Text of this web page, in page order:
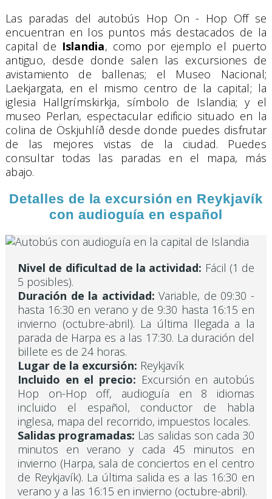
Las paradas del autobús Hop On - Hop Off se
encuentran en los puntos más destacados de la
capital de Islandia, como por ejemplo el puerto
antiguo, desde donde salen las excursiones de
avistamiento de ballenas; el Museo Nacional;
Laekjargata, en el mismo centro de la capital; la
iglesia Hallgrímskirkja, símbolo de Islandia; y el
museo Perlan, espectacular edificio situado en la
colina de Öskjuhlíð desde donde puedes disfrutar
de las mejores vistas de la ciudad. Puedes
consultar todas las paradas en el mapa, más
abajo.
Detalles de la excursión en Reykjavík
con audioguía en español
Nivel de dificultad de la actividad: Fácil (1 de
5 posibles).
Duración de la actividad: Variable, de 09:30 -
hasta 16:30 en verano y de 9:30 hasta 16:15 en
invierno (octubre-abril). La última llegada a la
parada de Harpa es a las 17:30. La duración del
billete es de 24 horas.
Lugar de la excursión: Reykjavík
Incluido en el precio: Excursión en autobús
Hop on-Hop off, audioguía en 8 idiomas
incluido el español, conductor de habla
inglesa, mapa del recorrido, impuestos locales.
Salidas programadas: Las salidas son cada 30
minutos en verano y cada 45 minutos en
invierno (Harpa, sala de conciertos en el centro
de Reykjavík). La última salida es a las 16:30 en
verano y a las 16:15 en invierno (octubre-abril).